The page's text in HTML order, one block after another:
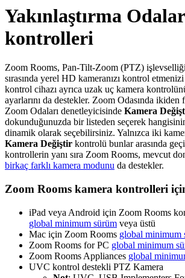
Yakınlaştırma
kontrolleri
Zoom Rooms, Pan-Tilt-Zoom (PTZ)
sırasında yerel HD kameranızı kontrol
kontrol cihazı ayrıca uzak uç kamera
ayarlarını da destekler. Zoom Odasında ikiden
Zoom Odaları denetleyicisinde Kamera
dokunduğunuzda bir listeden seçerek
dinamik olarak seçebilirsiniz. Yalnızca iki
Kamera Değiştir kontrolü bunlar arasında
kontrollerin yanı sıra Zoom Rooms, mevcut
birkaç farklı kamera modunu da destekler.
Zoom Rooms kamera kontrolleri
iPad veya Android için Zoom Rooms
global minimum sürüm veya üstü
Mac için Zoom Rooms global minimum
Zoom Rooms for PC global minimum
Zoom Rooms Appliances global
UVC kontrol destekli PTZ Kamera